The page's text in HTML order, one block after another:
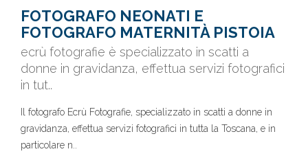
FOTOGRAFO NEONATI E
FOTOGRAFO MATERNITÀ PISTOIA
ecrù fotografie è specializzato in scatti a
donne in gravidanza, effettua servizi fotografici
in tut..
Il fotografo Ecrù Fotografie, specializzato in scatti a donne in
gravidanza, effettua servizi fotografici in tutta la Toscana, e in
particolare n..